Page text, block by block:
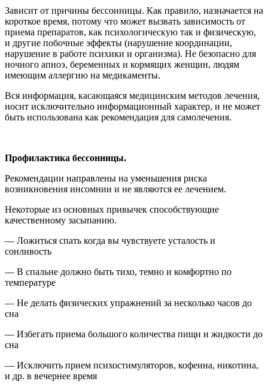
Зависит от причины бессонницы. Как правило, назначается на
короткое время, потому что может вызвать зависимость от
приема препаратов, как психологическую так и физическую,
и другие побочные эффекты (нарушение координации,
нарушение в работе психики и организма). Не безопасно для
ночного апноэ, беременных и кормящих женщин, людям
имеющим аллергию на медикаменты.
Вся информация, касающаяся медицинским методов лечения,
носит исключительно информационный характер, и не может
быть использована как рекомендация для самолечения.
Профилактика бессонницы.
Рекомендации направлены на уменьшения риска
возникновения инсомнии и не являются ее лечением.
Некоторые из основных привычек способствующие
качественному засыпанию.
— Ложиться спать когда вы чувствуете усталость и
сонливость
— В спальне должно быть тихо, темно и комфортно по
температуре
— Не делать физических упражнений за несколько часов до
сна
— Избегать приема большого количества пищи и жидкости до
сна
— Исключить прием психостимуляторов, кофеина, никотина,
и др. в вечернее время